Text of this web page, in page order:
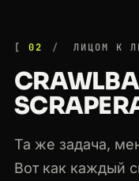
02 ЛИЦОМ К
Та же задача,
Вот как каждый